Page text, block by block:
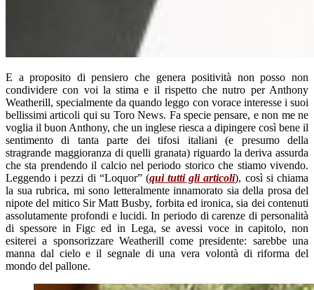
E a proposito di pensiero che genera positività non posso non
condividere con voi la stima e il rispetto che nutro per Anthony
Weatherill, specialmente da quando leggo con vorace interesse i suoi
bellissimi articoli qui su Toro News. Fa specie pensare, e non me ne
voglia il buon Anthony, che un inglese riesca a dipingere così bene il
sentimento di tanta parte dei tifosi italiani (e presumo della
stragrande maggioranza di quelli granata) riguardo la deriva assurda
che sta prendendo il calcio nel periodo storico che stiamo vivendo.
Leggendo i pezzi di “Loquor” (qui tutti gli articoli), così si chiama
la sua rubrica, mi sono letteralmente innamorato sia della prosa del
nipote del mitico Sir Matt Busby, forbita ed ironica, sia dei contenuti
assolutamente profondi e lucidi. In periodo di carenze di personalità
di spessore in Figc ed in Lega, se avessi voce in capitolo, non
esiterei a sponsorizzare Weatherill come presidente: sarebbe una
manna dal cielo e il segnale di una vera volontà di riforma del
mondo del pallone.